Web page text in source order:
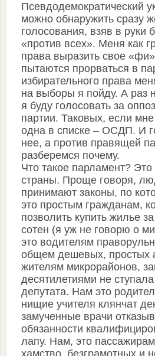
Псевдодемократический
можно обнаружить сразу
голосования, взяв в
«против всех». Меня как
права выразить свое
пытаются прорваться в
избирательного права
на выборы я пойду. А раз
я буду голосовать за
партии. Таковых, если
одна в списке – ОСДП. И
нее, а против правящей
разберемся почему.
Что такое парламент?
страны. Проще говоря,
принимают законы, по
это простым гражданам,
позволить купить жилье
сотен (я уж не говорю о
это водителям
общем дешевых, простых
жителям микрорайонов,
десятилетиями не
депутата. Нам это
нищие учителя клянчат
замученные врачи
обязанности
лапу. Нам, это